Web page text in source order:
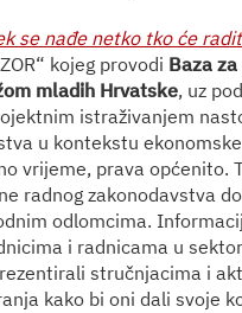
se nađe netko tko će
kojeg provodi Baza
mladih Hrvatske, uz
istraživanjem
u kontekstu
vrijeme, prava
radnog zakonodavstva
odlomcima.
i radnicama u
stručnjacima i
kako bi oni dali svoje